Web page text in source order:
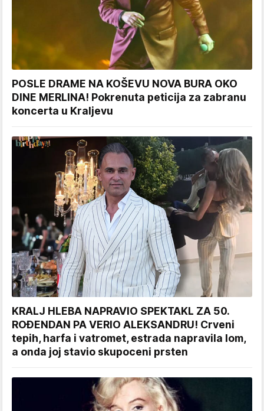
POSLE DRAME NA KOŠEVU NOVA BURA OKO
DINE MERLINA! Pokrenuta peticija za zabranu
koncerta u Kraljevu
KRALJ HLEBA NAPRAVIO SPEKTAKL ZA 50.
ROĐENDAN PA VERIO ALEKSANDRU! Crveni
tepih, harfa i vatromet, estrada napravila lom,
a onda joj stavio skupoceni prsten